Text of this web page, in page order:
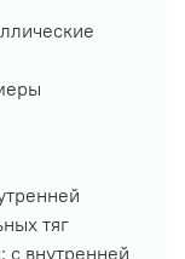
тяг
с внутренней